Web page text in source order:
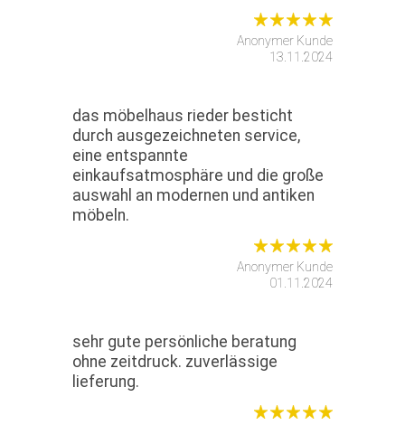
Anonymer Kunde
13.11.2024
das möbelhaus rieder besticht
durch ausgezeichneten service,
eine entspannte
einkaufsatmosphäre und die große
auswahl an modernen und antiken
möbeln.
Anonymer Kunde
01.11.2024
sehr gute persönliche beratung
ohne zeitdruck. zuverlässige
lieferung.